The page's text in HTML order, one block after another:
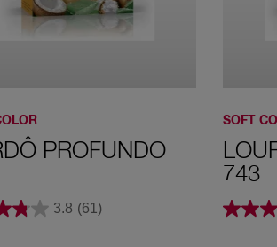
PROFUNDO
3.8 (61)
SOFT
743